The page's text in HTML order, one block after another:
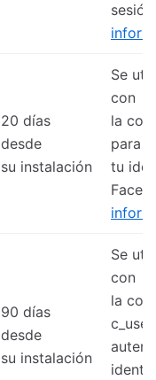
20 días
desde
su instalación
Se
con
la
para
tu
90 días
desde
su instalación
Se
con
la